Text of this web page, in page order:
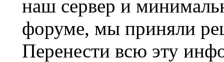
наш сервер и
форуме, мы приняли
Перенести всю эту